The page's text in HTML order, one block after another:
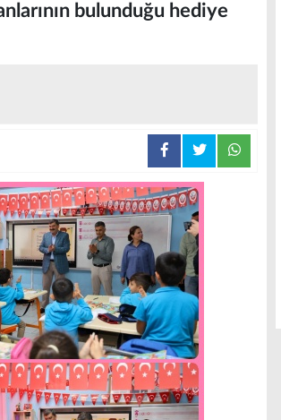
bulunduğu hediye